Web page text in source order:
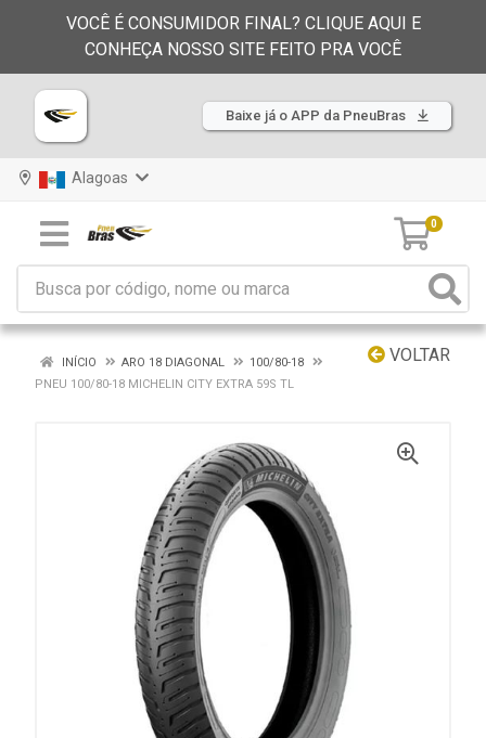
VOCÊ É CONSUMIDOR FINAL? CLIQUE AQUI E
CONHEÇA NOSSO SITE FEITO PRA VOCÊ
Baixe já o APP da PneuBras
Alagoas
0
VOLTAR
INÍCIO ARO 18 DIAGONAL
100/80-18
PNEU 100/80-18 MICHELIN CITY EXTRA 59S TL